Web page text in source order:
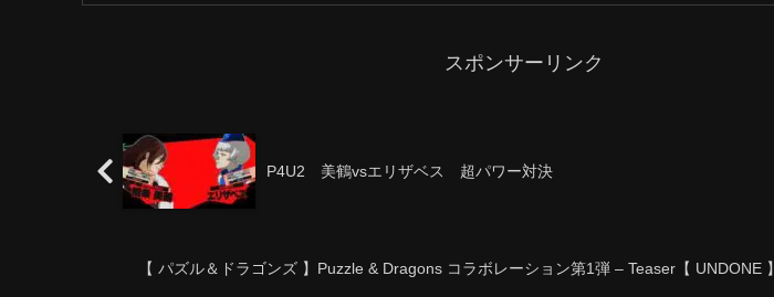
スポンサーリンク
P4U2 美鶴vsエリザベス 超パワー対決
【 パズル＆ドラゴンズ 】Puzzle & Dragons コラボレーション第1弾 – Teaser【 UNDONE 】